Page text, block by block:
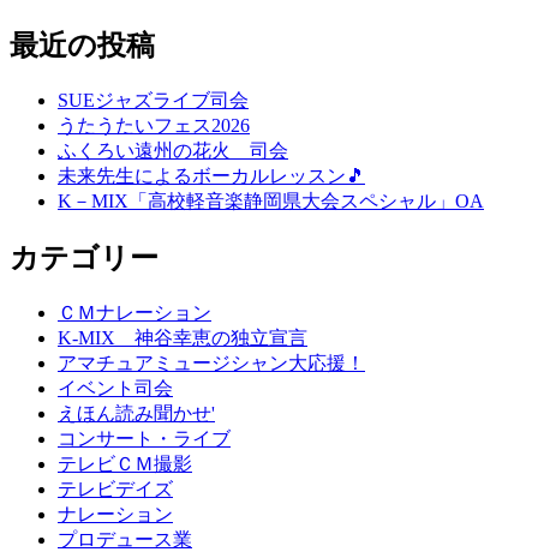
最近の投稿
SUEジャズライブ司会
うたうたいフェス2026
ふくろい遠州の花火 司会
未来先生によるボーカルレッスン🎵
K－MIX「高校軽音楽静岡県大会スペシャル」OA
カテゴリー
ＣＭナレーション
K-MIX 神谷幸恵の独立宣言
アマチュアミュージシャン大応援！
イベント司会
えほん読み聞かせ'
コンサート・ライブ
テレビＣＭ撮影
テレビデイズ
ナレーション
プロデュース業